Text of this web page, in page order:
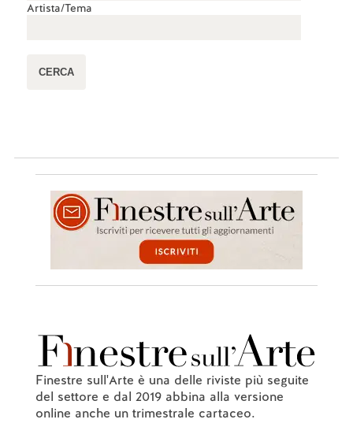
Artista/Tema
Finestre sull'Arte è una delle riviste più seguite
del settore e dal 2019 abbina alla versione
online anche un trimestrale cartaceo.